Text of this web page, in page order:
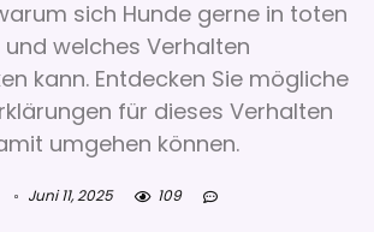
sich Hunde gerne in toten
und welches Verhalten
kann. Entdecken Sie mögliche
für dieses Verhalten
umgehen können.
Juni 11, 2025 109